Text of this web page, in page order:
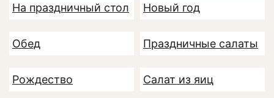
На праздничный стол Новый год
Обед Праздничные салаты
Рождество Салат из яиц